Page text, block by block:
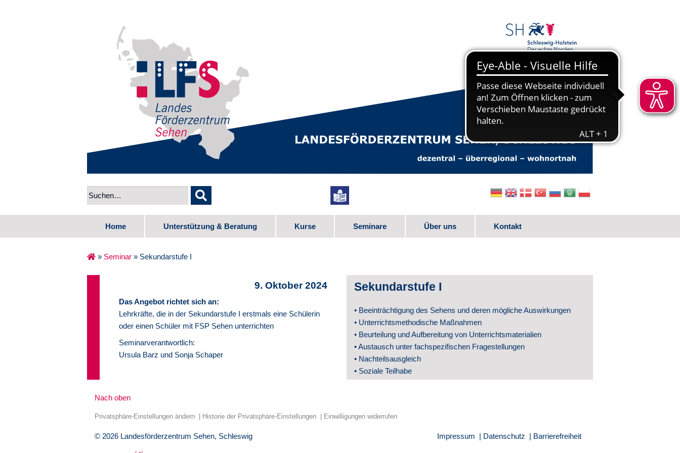
Home Unterstützung & Beratung
Schulalter
Medienzentrum
Kurse Seminare Über uns
Downloads
Verein
Partner
Veröffentlichungen
Kontakt
» Seminar » Sekundarstufe I
9. Oktober 2024
Das Angebot richtet sich an:
Lehrkräfte, die in der Sekundarstufe I erstmals eine Schülerin
oder einen Schüler mit FSP Sehen unterrichten
Seminarverantwortlich:
Ursula Barz und Sonja Schaper
Sekundarstufe I
• Beeinträchtigung des Sehens und deren mögliche Auswirkungen
• Unterrichtsmethodische Maßnahmen
• Beurteilung und Aufbereitung von Unterrichtsmaterialien
• Austausch unter fachspezifischen Fragestellungen
• Nachteilsausgleich
• Soziale Teilhabe
Nach oben
Privatsphäre-Einstellungen ändern Historie der Privatsphäre-Einstellungen Einwilligungen widerrufen
Impressum Datenschutz Barrierefreiheit
© 2026 Landesförderzentrum Sehen, Schleswig